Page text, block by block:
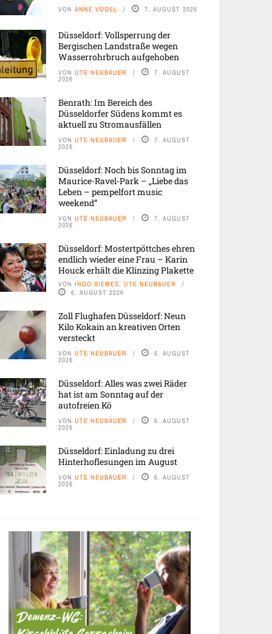
VON ANNE VOGEL 7. AUGUST 2026
Düsseldorf: Vollsperrung der
Bergischen Landstraße wegen
Wasserrohrbruch aufgehoben
VON UTE NEUBAUER 7. AUGUST
2026
Benrath: Im Bereich des
Düsseldorfer Südens kommt es
aktuell zu Stromausfällen
VON UTE NEUBAUER 7. AUGUST
2026
Düsseldorf: Noch bis Sonntag im
Maurice-Ravel-Park – „Liebe das
Leben – pempelfort music
weekend“
VON UTE NEUBAUER 7. AUGUST
2026
Düsseldorf: Mostertpöttches ehren
endlich wieder eine Frau – Karin
Houck erhält die Klinzing Plakette
VON INGO SIEMES, UTE NEUBAUER
6. AUGUST 2026
Zoll Flughafen Düsseldorf: Neun
Kilo Kokain an kreativen Orten
versteckt
VON UTE NEUBAUER 6. AUGUST
2026
Düsseldorf: Alles was zwei Räder
hat ist am Sonntag auf der
autofreien Kö
VON UTE NEUBAUER 6. AUGUST
2026
Düsseldorf: Einladung zu drei
Hinterhoflesungen im August
VON UTE NEUBAUER 6. AUGUST
2026